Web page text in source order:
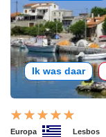
Ik was daar
Europa Lesbos